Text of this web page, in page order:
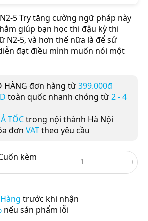
5 Try tăng cường ngữ pháp này
giúp bạn học thi đậu kỳ thi
N2-5, và hơn thế nữa là để sử
đạt điều mình muốn nói một
HÀNG đơn hàng từ399.000đ
toàn quốc nhanh chóng từ2 - 4
TỐCtrong nội thành Hà Nội
đơn VATtheo yêu cầu
kèm
trước khi nhận
nếu sản phẩm lỗi